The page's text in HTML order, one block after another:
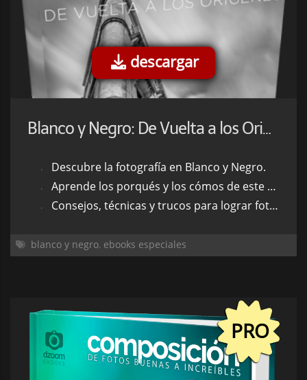
descargar
Blanco y Negro: De Vuelta a los Origenes
Descubre la fotografía en Blanco y Negro.
Aprende los porqués y los cómos de este tipo de fotografía.
Consejos, técnicas y trucos para lograr fotos en Blanco y Negro espectaculares.
blanco y negro, ebooks especiales
PRO